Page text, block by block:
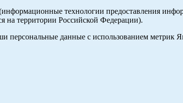
технологии предоставления
на территории Российской Федерации).
персональные данные с использованием метрик